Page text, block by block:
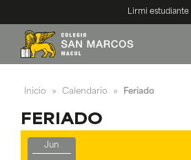
Lirmi estudiante
Inicio » Calendario » Feriado
FERIADO
Jun